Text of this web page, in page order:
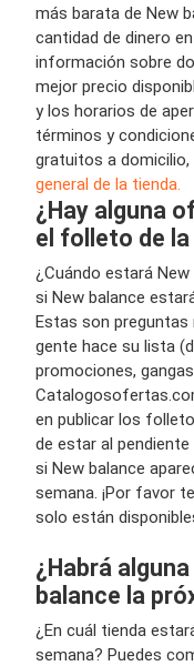
más barata de New
cantidad de dinero
información sobre
mejor precio
y los horarios de
términos y
gratuitos a domicilio,
general de la tienda.
¿Hay alguna
el folleto de
¿Cuándo estará
si New balance
Estas son preguntas
gente hace su lista
promociones,
en publicar los
de estar al
si New balance
semana. ¡Por favor
solo están
¿Habrá
balance la
¿En cuál tienda
semana? Puedes